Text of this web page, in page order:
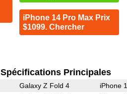
iPhone 14 Pro Max Prix
$1099. Chercher
Spécifications Principales
Galaxy Z Fold 4 iPhone